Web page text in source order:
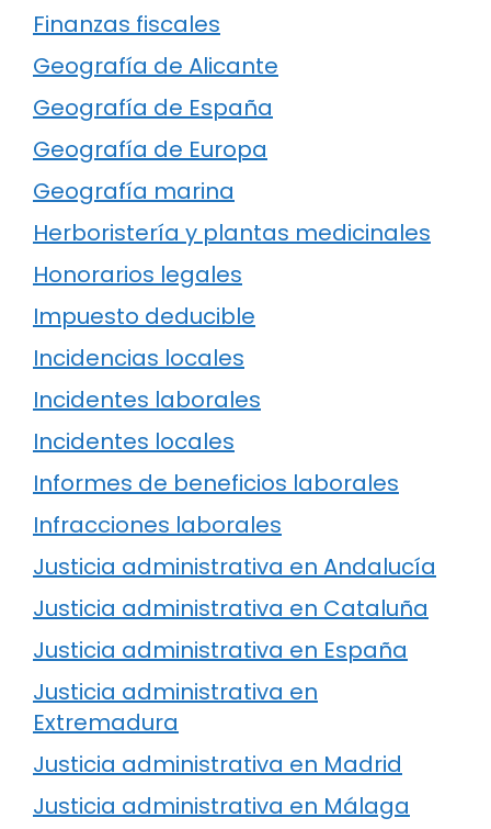
Finanzas fiscales
Geografía de Alicante
Geografía de España
Geografía de Europa
Geografía marina
Herboristería y plantas medicinales
Honorarios legales
Impuesto deducible
Incidencias locales
Incidentes laborales
Incidentes locales
Informes de beneficios laborales
Infracciones laborales
Justicia administrativa en Andalucía
Justicia administrativa en Cataluña
Justicia administrativa en España
Justicia administrativa en
Extremadura
Justicia administrativa en Madrid
Justicia administrativa en Málaga